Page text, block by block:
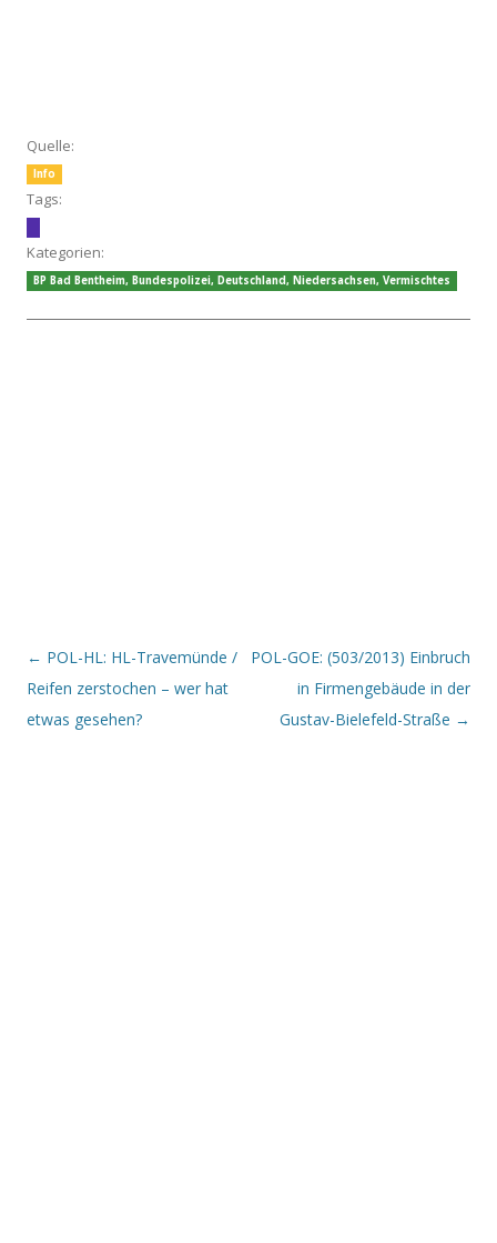
Quelle:
Info
Tags:
Kategorien:
BP Bad Bentheim, Bundespolizei, Deutschland, Niedersachsen, Vermischtes
Beitrags-Navigation
← POL-HL: HL-Travemünde /
Reifen zerstochen – wer hat
etwas gesehen?
POL-GOE: (503/2013) Einbruch
in Firmengebäude in der
Gustav-Bielefeld-Straße →